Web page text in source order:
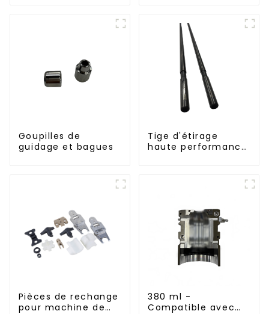
Goupilles de
guidage et bagues
Tige d'étirage
haute performance
Pièces de rechange
pour machine de
380 ml -
Compatible avec